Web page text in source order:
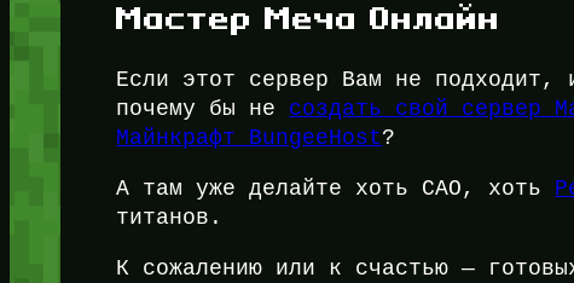
Мастер Меча Онлайн
Если этот сервер Вам не
почему бы не создать свой сервер
Майнкрафт BungeeHost?
А там уже делайте хоть САО, хоть
титанов.
К сожалению или к счастью —